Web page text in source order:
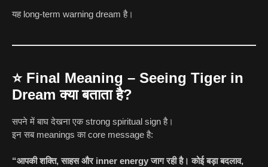
यह long-term warning dream है।
⭐ Final Meaning – Seeing Tiger in
Dream क्या बताता है?
सपने में बाघ देखना एक strong spiritual sign है।
इन सब meanings का core message है:
“आपकी शक्ति, साहस और inner energy जाग रही है। कोई बड़ा बदलाव,